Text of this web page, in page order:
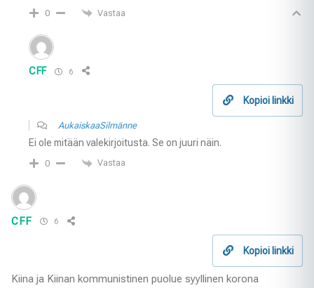
0 Vastaa
CFF 6
Kopioi linkki
AukaiskaaSilmänne
Ei ole mitään valekirjoitusta. Se on juuri näin.
0 Vastaa
CFF 6
Kopioi linkki
Kiina ja Kiinan kommunistinen puolue syyllinen korona